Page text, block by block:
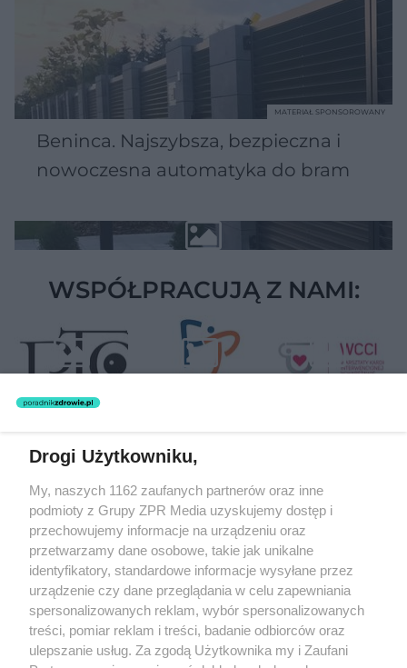
Beninca. Najszybsza, bezpieczna i
nowoczesna automatyka do bram
MATERIAŁ SPONSOROWANY
WSPÓŁPRACUJĄ Z NAMI:
Żaden utwór zamieszczony w serwisie nie może być powielany i
rozpowszechniany lub dalej rozpowszechniany w jakikolwiek sposób
(w tym także elektroniczny lub mechaniczny) na jakimkolwiek polu
eksploatacji w jakiejkolwiek formie, włącznie z umieszczaniem w
Internecie bez pisemnej zgody właściciela praw. Jakiekolwiek użycie
lub wykorzystanie utworów w całości lub w części z naruszeniem
prawa, tzn. bez właściwej zgody, jest zabronione pod groźbą kary i
może być ścigane prawnie.
Drogi Użytkowniku,
My, naszych 1162 zaufanych partnerów oraz inne
podmioty z Grupy ZPR Media uzyskujemy dostęp i
przechowujemy informacje na urządzeniu oraz
przetwarzamy dane osobowe, takie jak unikalne
identyfikatory, standardowe informacje wysyłane przez
urządzenie czy dane przeglądania w celu zapewniania
spersonalizowanych reklam, wybór spersonalizowanych
treści, pomiar reklam i treści, badanie odbiorców oraz
ulepszanie usług. Za zgodą Użytkownika my i Zaufani